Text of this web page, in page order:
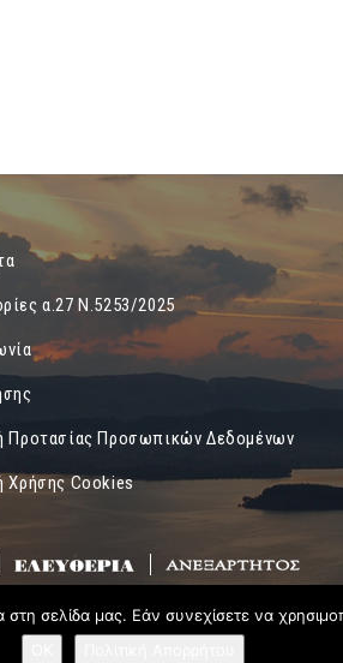
α.27 Ν.5253/2025
Προτασίας Προσωπικών Δεδομένων
Χρήσης Cookies
σελίδα μας. Εάν συνεχίσετε να